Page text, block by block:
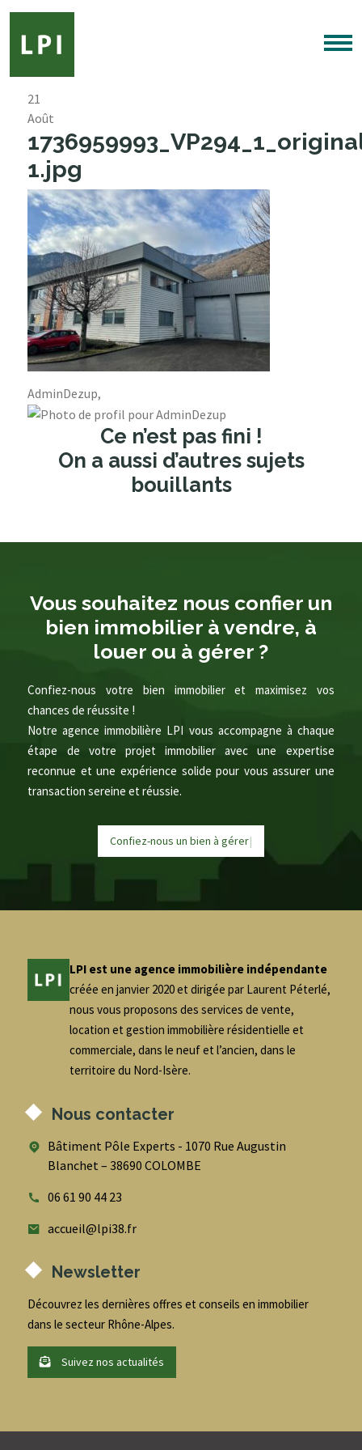
21
Août
1.jpg
AdminDezup,
Ce n’est pas fini !
On a aussi d’autres sujets
bouillants
Vous souhaitez nous confier un
bien immobilier à vendre, à
louer ou à gérer ?
Confiez-nous votre bien immobilier et maximisez vos
chances de réussite !
Notre agence immobilière LPI vous accompagne à chaque
étape de votre projet immobilier avec une expertise
reconnue et une expérience solide pour vous assurer une
transaction sereine et réussie.
Confiez-nous un bien à gérer|
LPI est une agence immobilière indépendante
créée en janvier 2020 et dirigée par Laurent Péterlé,
nous vous proposons des services de vente,
location et gestion immobilière résidentielle et
commerciale, dans le neuf et l’ancien, dans le
territoire du Nord-Isère.
Nous contacter
Bâtiment Pôle Experts - 1070 Rue Augustin
Blanchet – 38690 COLOMBE
06 61 90 44 23
accueil@lpi38.fr
Newsletter
Découvrez les dernières offres et conseils en immobilier
dans le secteur Rhône-Alpes.
Suivez nos actualités